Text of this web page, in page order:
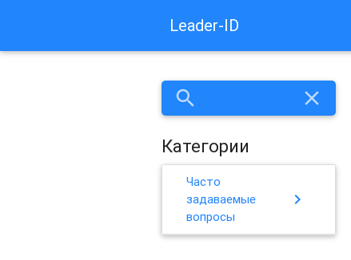
Leader-ID
search close
Категории
Часто
задаваемые
вопросы
chevron_right